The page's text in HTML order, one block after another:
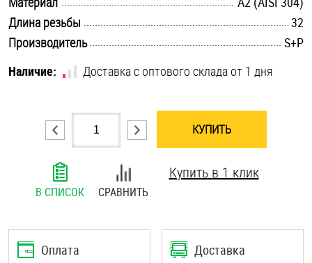
Длина резьбы
32
Производитель
S+P
Наличие:
Доставка с оптового склада от 1 дня
КУПИТЬ
В СПИСОК СРАВНИТЬ
Купить в 1 клик
Оплата Доставка